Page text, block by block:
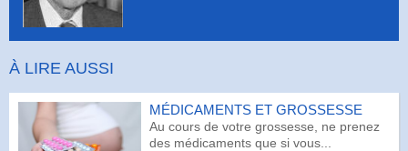
À LIRE AUSSI
MÉDICAMENTS ET GROSSESSE
Au cours de votre grossesse, ne prenez
des médicaments que si vous...